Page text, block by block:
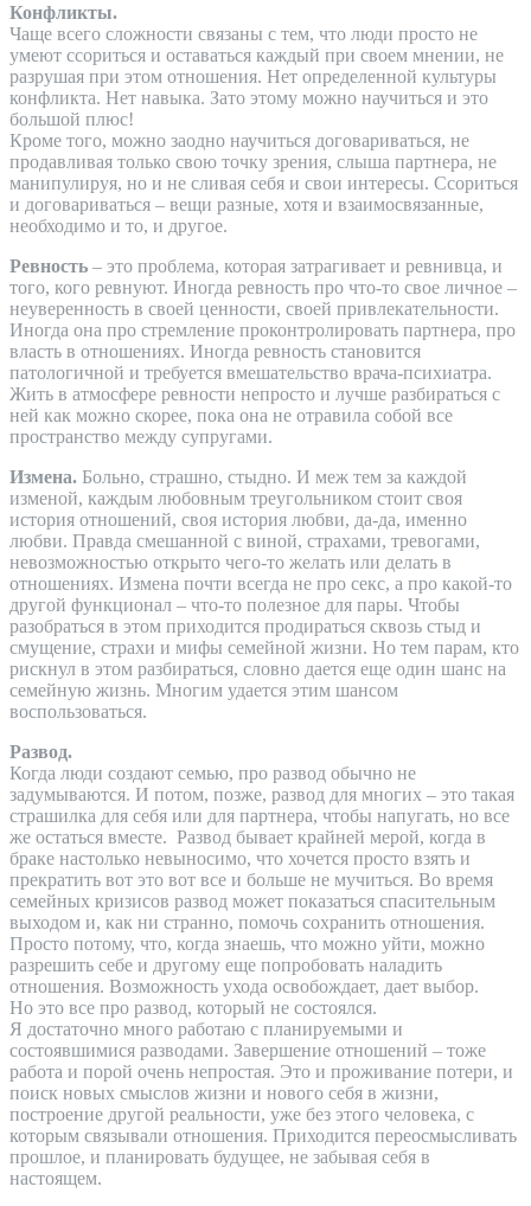
Конфликты.
Чаще всего сложности связаны с тем, что люди просто не
умеют ссориться и оставаться каждый при своем мнении, не
разрушая при этом отношения. Нет определенной культуры
конфликта. Нет навыка. Зато этому можно научиться и это
большой плюс!
Кроме того, можно заодно научиться договариваться, не
продавливая только свою точку зрения, слыша партнера, не
манипулируя, но и не сливая себя и свои интересы. Ссориться
и договариваться – вещи разные, хотя и взаимосвязанные,
необходимо и то, и другое.
Ревность – это проблема, которая затрагивает и ревнивца, и
того, кого ревнуют. Иногда ревность про что-то свое личное –
неуверенность в своей ценности, своей привлекательности.
Иногда она про стремление проконтролировать партнера, про
власть в отношениях. Иногда ревность становится
патологичной и требуется вмешательство врача-психиатра.
Жить в атмосфере ревности непросто и лучше разбираться с
ней как можно скорее, пока она не отравила собой все
пространство между супругами.
Измена. Больно, страшно, стыдно. И меж тем за каждой
изменой, каждым любовным треугольником стоит своя
история отношений, своя история любви, да-да, именно
любви. Правда смешанной с виной, страхами, тревогами,
невозможностью открыто чего-то желать или делать в
отношениях. Измена почти всегда не про секс, а про какой-то
другой функционал – что-то полезное для пары. Чтобы
разобраться в этом приходится продираться сквозь стыд и
смущение, страхи и мифы семейной жизни. Но тем парам, кто
рискнул в этом разбираться, словно дается еще один шанс на
семейную жизнь. Многим удается этим шансом
воспользоваться.
Развод.
Когда люди создают семью, про развод обычно не
задумываются. И потом, позже, развод для многих – это такая
страшилка для себя или для партнера, чтобы напугать, но все
же остаться вместе. Развод бывает крайней мерой, когда в
браке настолько невыносимо, что хочется просто взять и
прекратить вот это вот все и больше не мучиться. Во время
семейных кризисов развод может показаться спасительным
выходом и, как ни странно, помочь сохранить отношения.
Просто потому, что, когда знаешь, что можно уйти, можно
разрешить себе и другому еще попробовать наладить
отношения. Возможность ухода освобождает, дает выбор.
Но это все про развод, который не состоялся.
Я достаточно много работаю с планируемыми и
состоявшимися разводами. Завершение отношений – тоже
работа и порой очень непростая. Это и проживание потери, и
поиск новых смыслов жизни и нового себя в жизни,
построение другой реальности, уже без этого человека, с
которым связывали отношения. Приходится переосмысливать
прошлое, и планировать будущее, не забывая себя в
настоящем.